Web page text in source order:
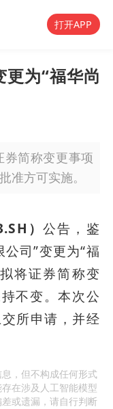
打开APP
为“福华尚
简称变更事项
准方可实施。
）公告，鉴
司”变更为“福
将证券简称变
不变。本次公
所申请，并经
，但不构成任何形式
在涉及人工智能模型
或遗漏，请自行判断